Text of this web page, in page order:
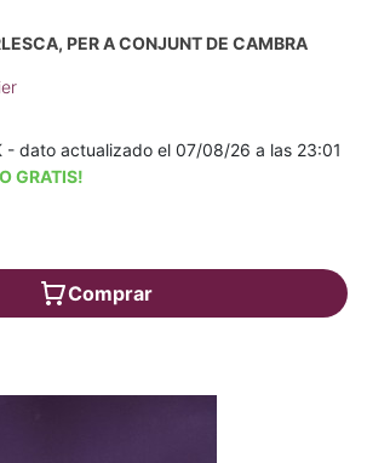
PER A CONJUNT DE CAMBRA
- dato actualizado el 07/08/26 a las 23:01
GRATIS!
Comprar